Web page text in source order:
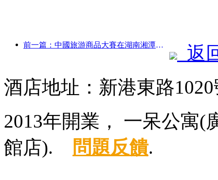
前一篇：中國旅游商品大賽在湖南湘潭成功舉辦
返
酒店地址：新港東路
2013年開業， 一呆公寓(
館店).
問題反饋.